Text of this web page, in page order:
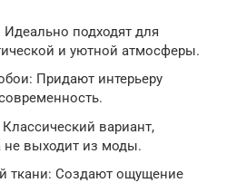
подходят для
и уютной атмосферы.
Придают интерьеру
вариант,
не выходит из моды.
ткани: Создают ощущение